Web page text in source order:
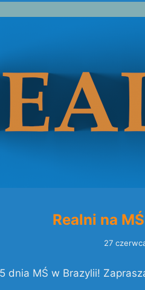
Realni na
27
dnia MŚ w Brazylii!